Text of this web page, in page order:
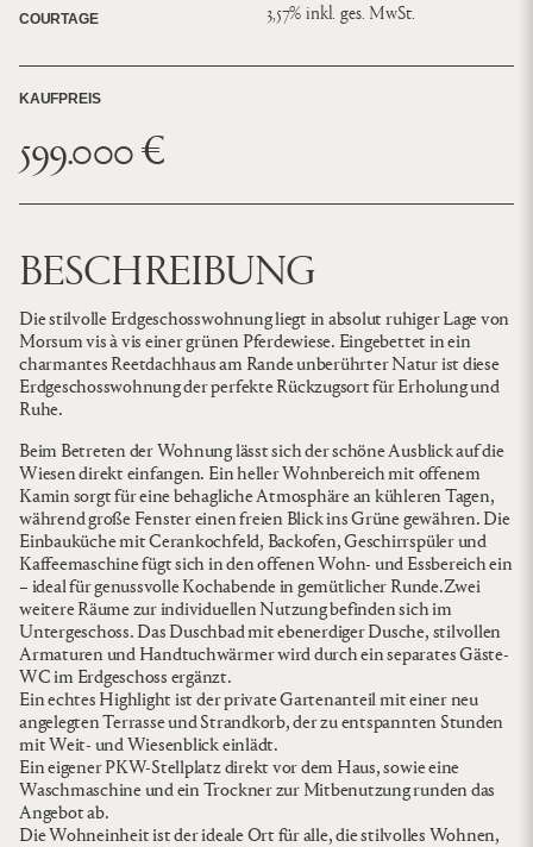
COURTAGE 3,57% inkl. ges. MwSt.
KAUFPREIS
599.000 €
BESCHREIBUNG
Die stilvolle Erdgeschosswohnung liegt in absolut ruhiger Lage von
Morsum vis à vis einer grünen Pferdewiese. Eingebettet in ein
charmantes Reetdachhaus am Rande unberührter Natur ist diese
Erdgeschosswohnung der perfekte Rückzugsort für Erholung und
Ruhe.
Beim Betreten der Wohnung lässt sich der schöne Ausblick auf die
Wiesen direkt einfangen. Ein heller Wohnbereich mit offenem
Kamin sorgt für eine behagliche Atmosphäre an kühleren Tagen,
während große Fenster einen freien Blick ins Grüne gewähren. Die
Einbauküche mit Cerankochfeld, Backofen, Geschirrspüler und
Kaffeemaschine fügt sich in den offenen Wohn- und Essbereich ein
– ideal für genussvolle Kochabende in gemütlicher Runde.Zwei
weitere Räume zur individuellen Nutzung befinden sich im
Untergeschoss. Das Duschbad mit ebenerdiger Dusche, stilvollen
Armaturen und Handtuchwärmer wird durch ein separates Gäste-
WC im Erdgeschoss ergänzt.
Ein echtes Highlight ist der private Gartenanteil mit einer neu
angelegten Terrasse und Strandkorb, der zu entspannten Stunden
mit Weit- und Wiesenblick einlädt.
Ein eigener PKW-Stellplatz direkt vor dem Haus, sowie eine
Waschmaschine und ein Trockner zur Mitbenutzung runden das
Angebot ab.
Die Wohneinheit ist der ideale Ort für alle, die stilvolles Wohnen,